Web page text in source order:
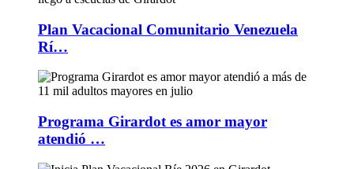
Plan Vacacional Comunitario Venezuela
Rí…
Programa Girardot es amor mayor
atendió …